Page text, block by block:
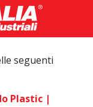
seguenti
Plastic |